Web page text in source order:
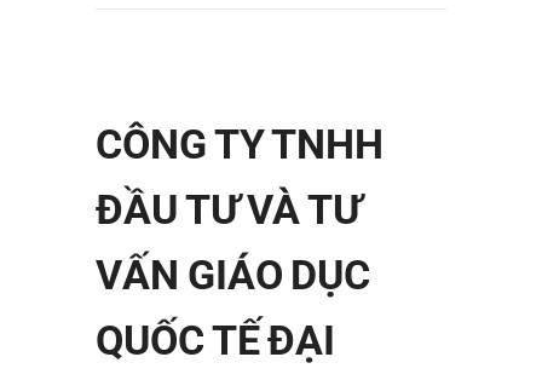
CÔNG TY TNHH
ĐẦU TƯ VÀ TƯ
VẤN GIÁO DỤC
QUỐC TẾ ĐẠI